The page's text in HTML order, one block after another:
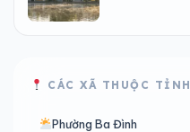
CÁC XÃ THUỘC TỈNH
Phường Ba Đình